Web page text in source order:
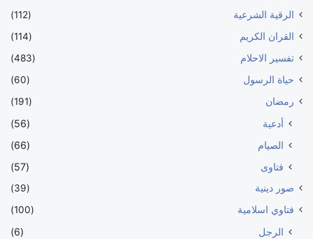
الرقية الشرعية
(112)
القران الكريم
(114)
تفسير الاحلام
(483)
حياة الرسول
(60)
رمضان
(191)
أدعية
(56)
الصيام
(66)
فتاوى
(57)
صور دينية
(39)
فتاوي اسلامية
(100)
الرجل
(6)